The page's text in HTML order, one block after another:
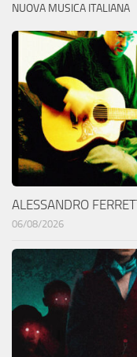
NUOVA MUSICA ITALIANA
ALESSANDRO
06/08/2026